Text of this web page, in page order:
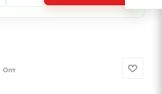
Опт